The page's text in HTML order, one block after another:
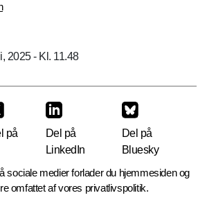
2025 - Kl. 11.48
på
Del på
LinkedIn
Del på
Bluesky
sociale medier forlader du hjemmesiden og
omfattet af vores privatlivspolitik.